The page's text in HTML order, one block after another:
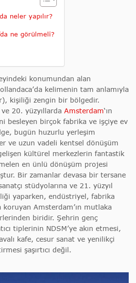
neler yapılır?
ne görülmeli?
konumundan alan
kelimenin tam anlamıyla
kişiliği zengin bir bölgedir.
20. yüzyıllarda Amsterdam‘ın
besleyen birçok fabrika ve işçiye ev
bugün huzurlu yerleşim
ve uzun vadeli kentsel dönüşüm
kültürel merkezlerin fantastik
en ünlü dönüşüm projesi
Bir zamanlar devasa bir tersane
stüdyolarına ve 21. yüzyıl
yaparken, endüstriyel, fabrika
Amsterdam’ın mutlaka
biridir. Şehrin genç
tiplerinin NDSM’ye akın etmesi,
kafe, cesur sanat ve yenilikçi
şaşırtıcı değil.